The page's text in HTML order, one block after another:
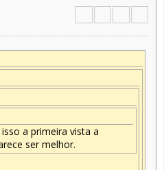
a primeira vista a
ser melhor.